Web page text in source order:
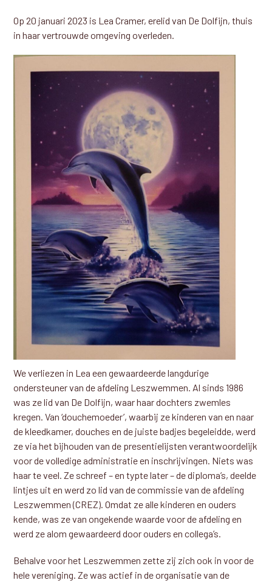
Op 20 januari 2023 is Lea Cramer, erelid van De Dolfijn, thuis
in haar vertrouwde omgeving overleden.
We verliezen in Lea een gewaardeerde langdurige
ondersteuner van de afdeling Leszwemmen. Al sinds 1986
was ze lid van De Dolfijn, waar haar dochters zwemles
kregen. Van ‘douchemoeder’, waarbij ze kinderen van en naar
de kleedkamer, douches en de juiste badjes begeleidde, werd
ze via het bijhouden van de presentielijsten verantwoordelijk
voor de volledige administratie en inschrijvingen. Niets was
haar te veel. Ze schreef – en typte later – de diploma’s, deelde
lintjes uit en werd zo lid van de commissie van de afdeling
Leszwemmen (CREZ). Omdat ze alle kinderen en ouders
kende, was ze van ongekende waarde voor de afdeling en
werd ze alom gewaardeerd door ouders en collega’s.
Behalve voor het Leszwemmen zette zij zich ook in voor de
hele vereniging. Ze was actief in de organisatie van de